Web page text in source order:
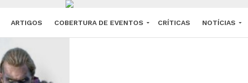
ARTIGOS COBERTURA DE EVENTOS CRÍTICAS NOTÍCIAS